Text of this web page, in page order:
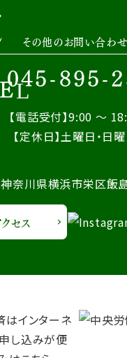
その他のお問い合わせ
045-895-
【電話受付】9:00 ～
【定休日】土曜日・日
奈川県横浜市栄区飯
セス